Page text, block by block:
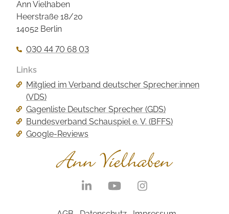
Ann Vielhaben
Heerstraße 18/20
14052 Berlin
030 44 70 68 03
Links
Navigation
überspringen
Mitglied im Verband deutscher Sprecher:innen
(VDS)
Gagenliste Deutscher Sprecher (GDS)
Bundesverband Schauspiel e. V. (BFFS)
Google-Reviews